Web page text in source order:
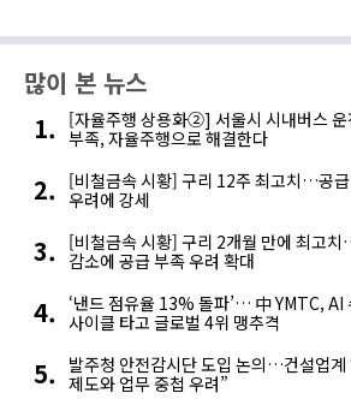
많이 본 뉴스
[자율주행 상용화②] 서울시 시내버스 운
부족, 자율주행으로 해결한다
[비철금속 시황] 구리 12주 최고치…공
우려에 강세
[비철금속 시황] 구리 2개월 만에 최고
감소에 공급 부족 우려 확대
‘낸드 점유율 13% 돌파’… 中 YMTC, AI
사이클 타고 글로벌 4위 맹추격
발주청 안전감시단 도입 논의…건설업계
제도와 업무 중첩 우려”